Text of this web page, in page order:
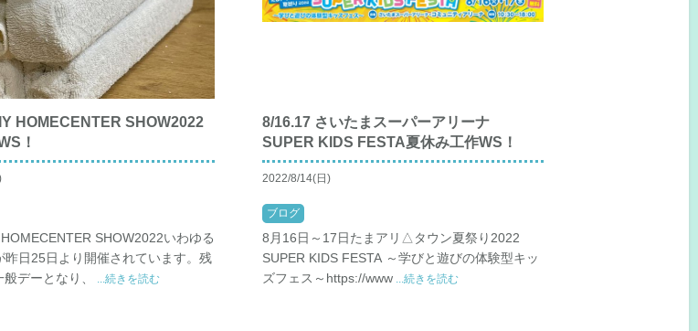
HOMECENTER SHOW2022
！
SHOW2022いわゆる
昨日25日より開催されています。残
デーとなり、
...続きを読む
8/16.17 さいたまスーパーアリーナ
SUPER KIDS FESTA夏休み工作WS！
2022/8/14(日)
ブログ
8月16日～17日たまアリ△タウン夏祭り2022
SUPER KIDS FESTA ～学びと遊びの体験型キッ
ズフェス～https://www...続きを読む